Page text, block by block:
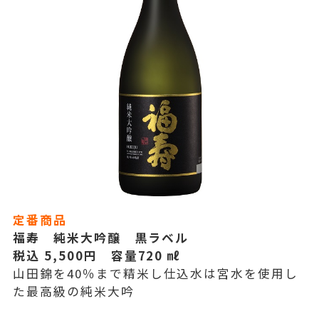
定番商品
福寿 純米大吟醸 黒ラベル
税込 5,500円 容量720 ㎖
山田錦を40％まで精米し仕込水は宮水を使用し
た最高級の純米大吟